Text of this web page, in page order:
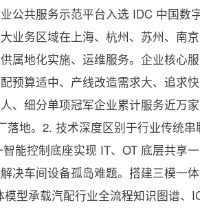
公共服务示范平台入选 IDC 中国数
业务区域在上海、杭州、苏州、南
属地化实施、运维服务。企业核心
预算适中、产线改造需求大、追求
、细分单项冠军企业累计服务近万
落地。2. 技术深度区别于行业传统
能控制底座实现 IT、OT 底层共享
决车间设备孤岛难题。搭建三模一
模型承载汽配行业全流程知识图谱